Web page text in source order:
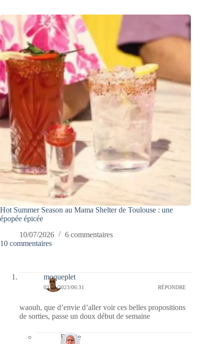
Hot Summer Season au Mama Shelter de Toulouse : une
épopée épicée
10/07/2026
6 commentaires
10 commentaires
moqueplet
03/04/2023/06:31 RÉPONDRE
waouh, que d’envie d’aller voir ces belles propositions
de sorties, passe un doux début de semaine
Bernie